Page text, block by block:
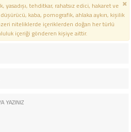
yasadışı, tehditkar, rahatsız edici, hakaret ve
kaba, pornografik, ahlaka aykırı, kişilik
niteliklerde içeriklerden doğan her türlü
içeriği gönderen kişiye aittir.